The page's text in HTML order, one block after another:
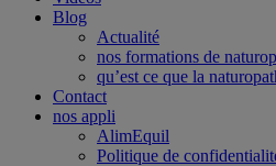
Blog
Actualité
nos formations de
qu’est ce que la
Contact
nos appli
AlimEquil
Politique de